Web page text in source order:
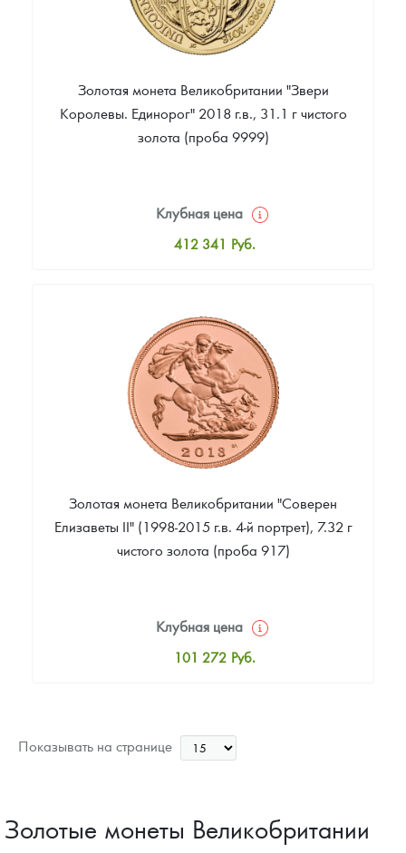
Золотая монета Великобритании "Звери
Королевы. Единорог" 2018 г.в., 31.1 г чистого
золота (проба 9999)
Клубная цена
412 341 Руб.
Цена выкупа
374 692 Руб.
Золотая монета Великобритании "Соверен
Елизаветы II" (1998-2015 г.в. 4-й портрет), 7.32 г
чистого золота (проба 917)
Клубная цена
101 272 Руб.
Цена выкупа
81 862 Руб.
Показывать на странице
Золотые монеты Великобритании